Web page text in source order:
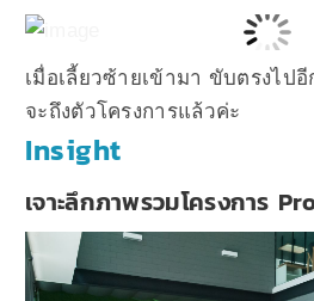
เมื่อเลี้ยวซ้ายเข้ามา ขับตรงไป
จะถึงตัวโครงการแล้วค่ะ
Insight
เจาะลึกภาพรวมโครงการ